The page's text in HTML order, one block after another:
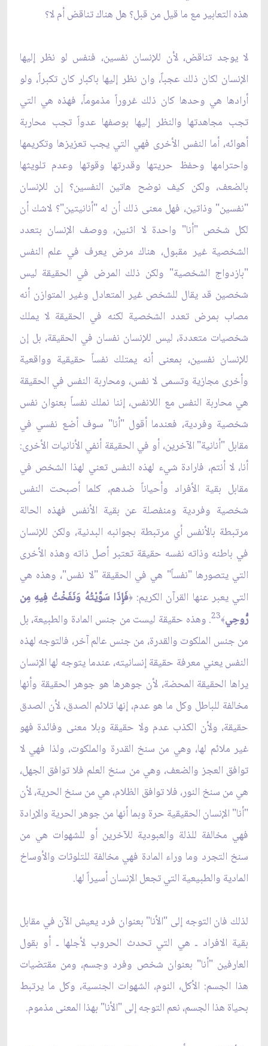
هذه التعابير مع ما قيل من قبل؟ هل هناك تناقض أم لا؟
لا يوجد تناقض، لأن للإنسان نفسين، فنفس لو نظر إليها
الإنسان لكان ذلك عجباً، وان نظر إليها باكبار كان تكبراً، ولو
أرادها هي وحدها كان ذلك غروراً مذموماً، فهذه هي التي
تجب مجاهدتها والنظر إليها بوصفها عدواً تجب محاربة
أهوائه، أما النفس الأخرى فهي التي يجب تعزيزها وتكريمها
واحترامها وحفظ حريتها وقدرتها وقوتها وعدم تلويثها
بالضعف، ولكن كيف نوضح هاتين النفسين؟ إن للإنسان
"نفسين" وذاتين، فهل معنى ذلك أن له "أنانيتين"؟ لاشك أن
لكل شخص "أنا" واحدة لا اثنين، ووصف الإنسان بتعدد
الشخصية غير مقبول، هناك مرض يعرف في علم النفس
"بازدواج الشخصية" ولكن ذلك المرض في الحقيقة ليس
شخصين قد يقال للشخص غير المتعادل وغير المتوازن أنه
مصاب بمرض تعدد الشخصية لكنه في الحقيقة لا يملك
شخصيات متعددة، ليس للإنسان نفسان في الحقيقة، بل إن
للإنسان نفسين، بمعنى أنه يمتلك نفساً حقيقية وواقعية
وأخرى مجازية وتسمى لا نفس، ومحاربة النفس في الحقيقة
هي محاربة النفس مع اللانفس، إننا نملك نفساً بعنوان نفس
شخصية وفردية، فعندما أقول "أنا" سوف أضع نفسي في
مقابل "أنانية" الآخرين، أو في الحقيقة أنفي الأنانيات الأخرى:
أنا، لا أنتم، فارادة شيء لهذه النفس تعني لهذا الشخص في
مقابل بقية الأفراد وأحياناً ضدهم، كلما أصبحت النفس
شخصية وفردية ومنفصلة عن بقية الأنفس فهذه الحالة
مرتبطة بالأنفس أي مرتبطة بجوانبه البدنية، ولكن للإنسان
في باطنه وذاته نفسه حقيقة تعتبر أصل ذاته وهذه الأخرى
التي يتصورها "نفساً" هي في الحقيقة "لا نفس"، وهذه هي
التي يعبر عنها القرآن الكريم:﴿فَإِذَا سَوَّيْتُهُ وَنَفَخْتُ فِيهِ مِن
رُّوحِي﴾23. وهذه حقيقة ليست من جنس المادة والطبيعة، بل
من جنس الملكوت والقدرة، من جنس عالم آخر، فالتوجه لهذه
النفس يعني معرفة حقيقة إنسانيته، عندما يتوجه لها الإنسان
يراها الحقيقة المحضة، لأن جوهرها هو جوهر الحقيقة وأنها
مخالفة للباطل وكل ما هو عدم، إنها تلائم الصدق، لأن الصدق
حقيقة، ولأن الكذب عدم ولا حقيقة وبلا معنى وفائدة فهو
غير ملائم لها، وهي من سنخ القدرة والملكوت، ولذا فهي لا
توافق العجز والضعف، وهي من سنخ العلم فلا توافق الجهل،
هي من سنخ النور، فلا توافق الظلام، هي من سنخ الحرية، لأن
"أنا" الإنسان الحقيقية حرة وبما أنها من جوهر الحرية والإرادة
فهي مخالفة للذلة والعبودية للآخرين أو للشهوات هي من
سنخ التجرد وما وراء المادة فهي مخالفة للتلوثات والأوساخ
المادية والطبيعية التي تجعل الإنسان أسيراً لها.
لذلك فان التوجه إلى "الأنا" بعنوان فرد يعيش الآن في مقابل
بقية الافراد ـ هي التي تحدث الحروب لأجلها ـ أو بقول
العارفين "أنا" بعنوان شخص وفرد وجسم، ومن مقتضيات
هذا الجسم: الأكل، النوم، الشهوات الجنسية، وكل ما يرتبط
بحياة هذا الجسم، نعم التوجه إلى "الأنا" بهذا المعنى مذموم.